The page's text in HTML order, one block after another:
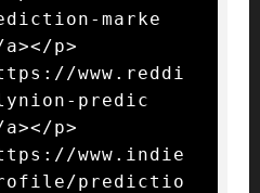
marke
p>
www.reddi
predic
p>
www.indie
predictio